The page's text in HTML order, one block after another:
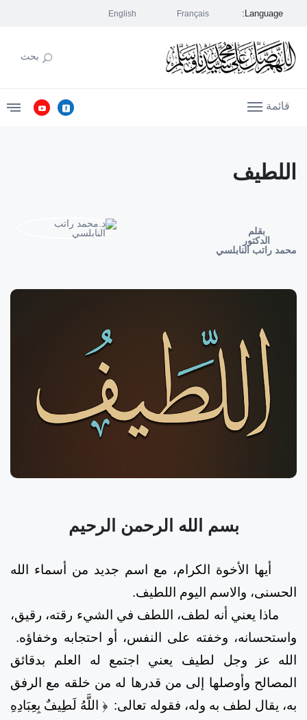
Language:
English Français
بحث
قائمة
اللطيف
بقلم
الدكتور
محمد راتب النابلسي
بسم الله الرحمن الرحيم
أيها الأخوة الكرام، مع اسم جديد من أسماء الله
الحسنى، والاسم اليوم اللطيف.
ماذا يعني أنه لطف، اللطف في الشيء رقته، رقيق،
واستحسانه، وخفته على النفس، أو احتجابه وخفاؤه.
الله
عز وجل لطيف يعني اجتمع له العلم بدقائق
المصالح وأوصلها إلى من قدرها له من خلقه مع الرفق
به، يقال لطف به وله، فقوله تعالى: ﴿ اللَّهُ لَطِيفٌ بِعِبَادِهِ